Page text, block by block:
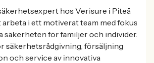
hos Verisure i Piteå
i ett motiverat team med fokus
säkerheten för familjer och individer.
säkerhetsrådgivning, försäljning
och service av innovativa